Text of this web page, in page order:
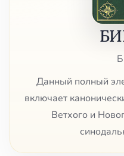
Данный полный
включает
Ветхого и